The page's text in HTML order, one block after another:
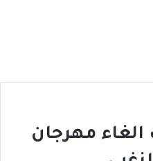
مهرجان